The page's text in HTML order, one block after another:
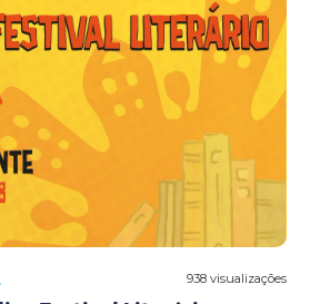
938 visualizações